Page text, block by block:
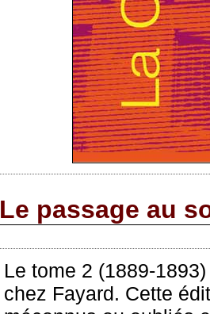
Le passage au
Le tome 2 (1889-
chez Fayard. Cette